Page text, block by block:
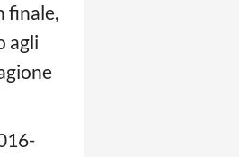
finale,
agli